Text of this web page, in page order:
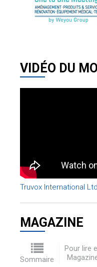
VIDÉO DU
Truvox International
MAGAZINE
Sommaire
Pour lire